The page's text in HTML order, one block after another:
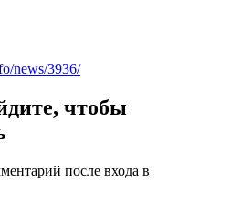
news/3936/
чтобы
после входа в